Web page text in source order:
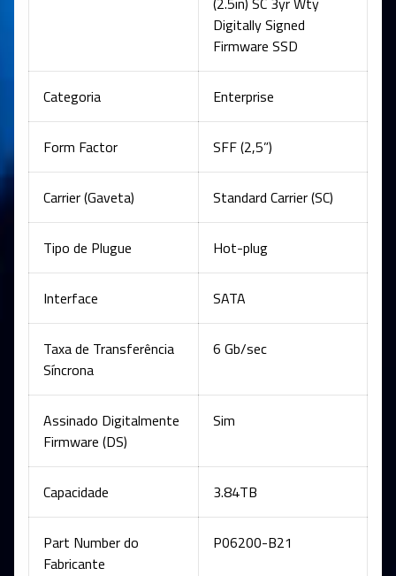
Digitally Signed
Firmware SSD
Categoria Enterprise
Form Factor SFF (2,5”)
Carrier (Gaveta) Standard Carrier (SC)
Tipo de Plugue Hot-plug
Interface SATA
Taxa de Transferência
Síncrona
6 Gb/sec
Assinado Digitalmente
Firmware (DS)
Sim
Capacidade 3.84TB
Part Number do
Fabricante
P06200-B21